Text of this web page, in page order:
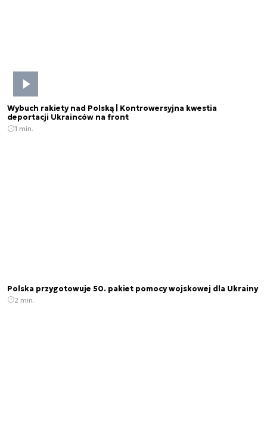
Wybuch rakiety nad Polską | Kontrowersyjna kwestia
deportacji Ukrainców na front
1 min.
Polska przygotowuje 50. pakiet pomocy wojskowej dla Ukrainy
2 min.